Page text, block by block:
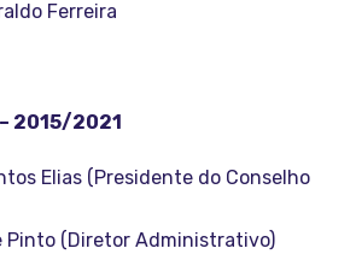
Ferreira
– 2015/2021
Elias (Presidente do Conselho
Pinto (Diretor Administrativo)